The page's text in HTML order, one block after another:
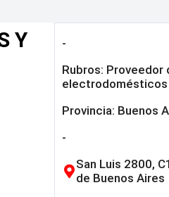
Y
-
Rubros: Proveedor
electrodomésticos
Provincia: Buenos
-
San Luis 2800,
de Buenos Aires